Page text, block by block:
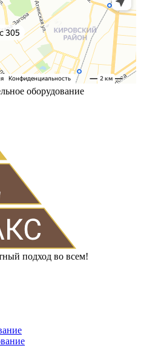
оборудование
подход во всем!